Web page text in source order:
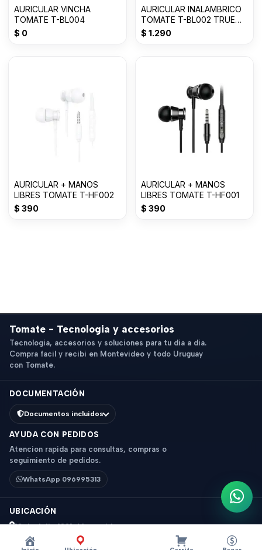
AURICULAR VINCHA
TOMATE T-BL004
$ 0
AURICULAR INALAMBRICO
TOMATE T-BL002 TRUE
WIRELESS
$ 1.290
AURICULAR + MANOS
LIBRES TOMATE T-HF002
$ 390
AURICULAR + MANOS
LIBRES TOMATE T-HF001
$ 390
Tomate - Tecnologia y accesorios
Tecnologia, accesorios y soluciones para tu dia a dia.
Compra facil y recibi en Montevideo y todo Uruguay
con Tomate.
DOCUMENTACIÓN
Documentos incluidos
AYUDA CON PEDIDOS
Atencion rapida para consultas, compras o
seguimiento de pedidos.
WhatsApp 096995313
UBICACIÓN
18 de Julio 1831, Montevideo
Horario: 9 a 18 hs